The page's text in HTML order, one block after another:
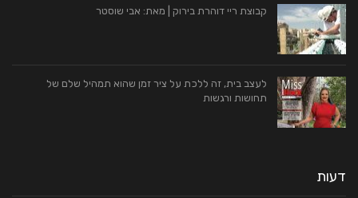
קבוצת ריי דוהרת בירוק | מאת: אבי שוסטר
לעצב בית, זה ללכת על ציר זמן שהוא תמהיל שלם של
תחושות ורגשות
דעות